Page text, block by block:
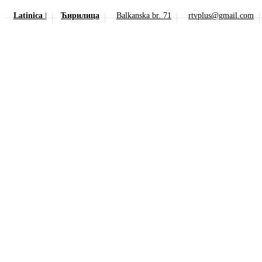
Latinica Ћирилица Balkanska br. 71 rtvplus@gmail.com